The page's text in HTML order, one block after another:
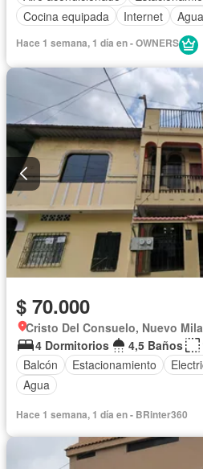
Cocina equipada
Internet Agua
Hace 1 semana, 1 día en - OWNERS
$ 70.000
Cristo Del Consuelo, Nuevo
4 Dormitorios
4,5 Baños
Balcón
Estacionamiento
Agua
Hace 1 semana, 1 día en - BRinter360